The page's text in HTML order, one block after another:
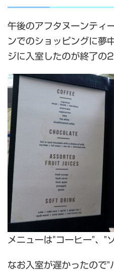
午後のアフタヌーンティ
ンでのショッピングに夢
ジに入室したのが終了の
メニューは"コーヒー"、"
なお入室が遅かったので"